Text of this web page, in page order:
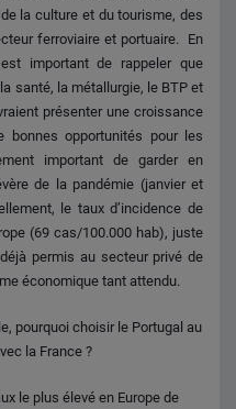
la culture et du tourisme, des
ferroviaire et portuaire. En
important de rappeler que
santé, la métallurgie, le BTP et
présenter une croissance
opportunités pour les
important de garder en
de la pandémie (janvier et
le taux d’incidence de
(69 cas/100.000 hab), juste
permis au secteur privé de
économique tant attendu.
pourquoi choisir le Portugal au
la France ?
le plus élevé en Europe de